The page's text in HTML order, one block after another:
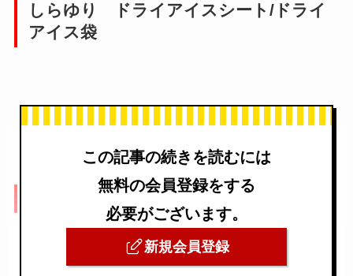
しらゆり ドライアイスシート/ドライ
アイス袋
しらゆり 吸水シーツ
この記事の続きを読むには
無料の会員登録をする
必要がございます。
新規会員登録